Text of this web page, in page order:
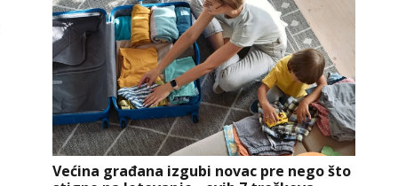
Većina građana izgubi novac pre nego što